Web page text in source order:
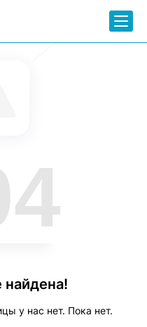
найдена!
у нас нет. Пока нет.